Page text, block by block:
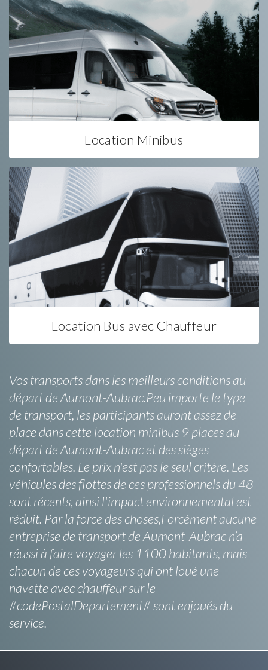
Location Minibus
Location Bus avec Chauffeur
Vos transports dans les meilleurs conditions au
départ de Aumont-Aubrac.Peu importe le type
de transport, les participants auront assez de
place dans cette location minibus 9 places au
départ de Aumont-Aubrac et des sièges
confortables. Le prix n'est pas le seul critère. Les
véhicules des flottes de ces professionnels du 48
sont récents, ainsi l'impact environnemental est
réduit. Par la force des choses,Forcément aucune
entreprise de transport de Aumont-Aubrac n’a
réussi à faire voyager les 1100 habitants, mais
chacun de ces voyageurs qui ont loué une
navette avec chauffeur sur le
#codePostalDepartement# sont enjoués du
service.